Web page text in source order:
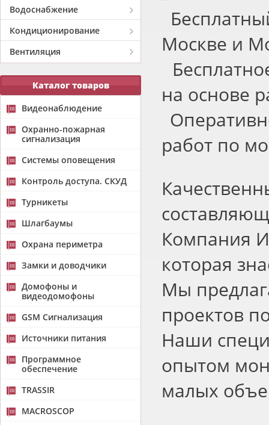
Водоснабжение
Кондиционирование
Вентиляция
Каталог товаров
Видеонаблюдение
Охранно-пожарная
сигнализация
Системы оповещения
Контроль доступа. СКУД
Турникеты
Шлагбаумы
Охрана периметра
Замки и доводчики
Домофоны и
видеодомофоны
GSM Сигнализация
Источники питания
Программное
обеспечение
TRASSIR
MACROSCOP
Москве и
на основе
работ по
Компания
которая
Мы
проектов
Наши
опытом
малых